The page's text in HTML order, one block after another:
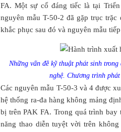
FA. Một sự cố đáng tiếc là tại
nguyên mẫu T-50-2 đã gặp trục
khắc phục sau đó và nguyên mẫu
Những vấn đề kỹ thuật phát sinh
nghệ. Chương trình
Các nguyên mẫu T-50-3 và 4 được
hệ thống ra-đa hàng không mảng
bị trên PAK FA. Trong quá trình bay
năng thao diễn tuyệt vời trên